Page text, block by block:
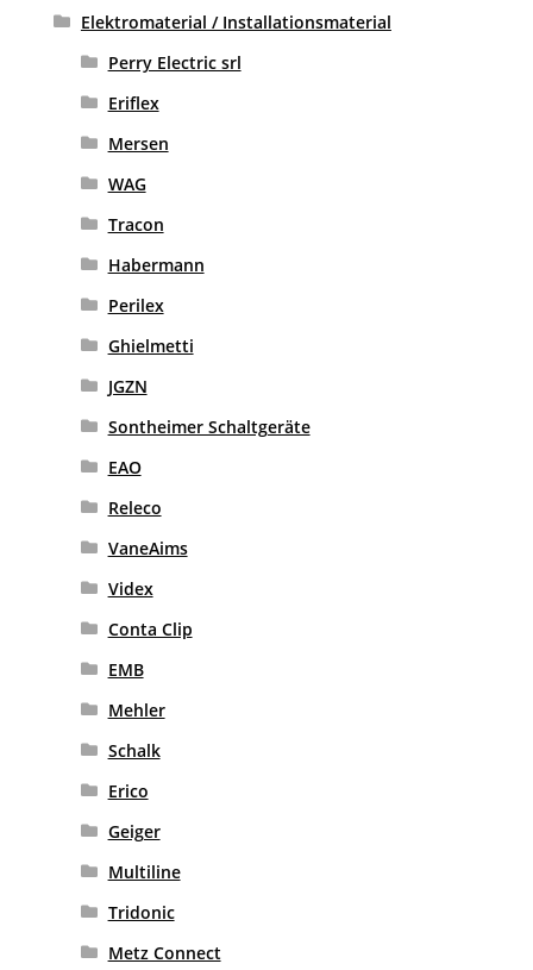
Elektromaterial / Installationsmaterial
Perry Electric srl
Eriflex
Mersen
WAG
Tracon
Habermann
Perilex
Ghielmetti
JGZN
Sontheimer Schaltgeräte
EAO
Releco
VaneAims
Videx
Conta Clip
EMB
Mehler
Schalk
Erico
Geiger
Multiline
Tridonic
Metz Connect